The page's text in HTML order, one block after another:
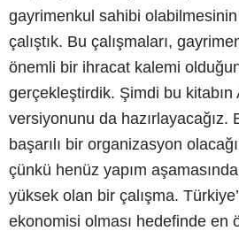
gayrimenkul sahibi olabilmesinin
çalıştık. Bu çalışmaları,
önemli bir ihracat kalemi
gerçekleştirdik. Şimdi bu kitabın
versiyonunu da hazırlayacağız.
başarılı bir organizasyon
çünkü henüz yapım aşamasında
yüksek olan bir çalışma.
ekonomisi olması hedefinde en